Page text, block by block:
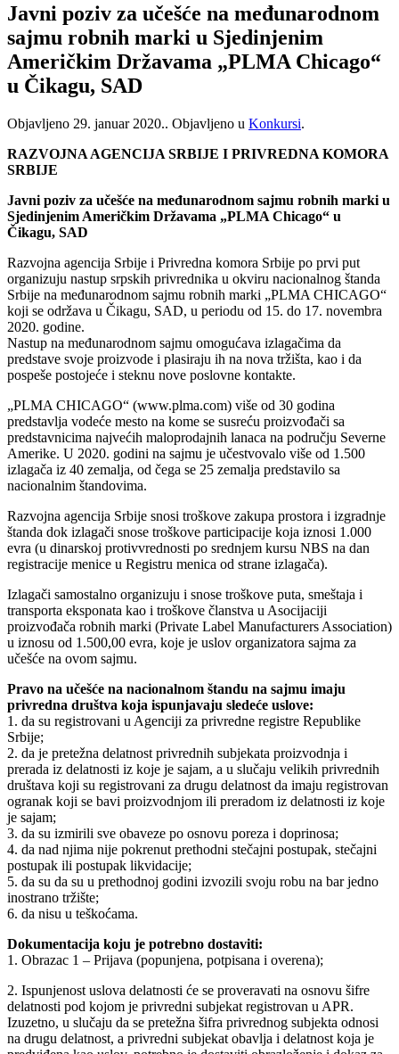
Javni poziv za učešće na međunarodnom
sajmu robnih marki u Sjedinjenim
Američkim Državama „PLMA Chicago“
u Čikagu, SAD
Objavljeno 29. januar 2020.. Objavljeno u Konkursi.
RAZVOJNA AGENCIJA SRBIJE I PRIVREDNA KOMORA
SRBIJE
Javni poziv za učešće na međunarodnom sajmu robnih marki u
Sjedinjenim Američkim Državama „PLMA Chicago“ u
Čikagu, SAD
Razvojna agencija Srbije i Privredna komora Srbije po prvi put
organizuju nastup srpskih privrednika u okviru nacionalnog štanda
Srbije na međunarodnom sajmu robnih marki „PLMA CHICAGO“
koji se održava u Čikagu, SAD, u periodu od 15. do 17. novembra
2020. godine.
Nastup na međunarodnom sajmu omogućava izlagačima da
predstave svoje proizvode i plasiraju ih na nova tržišta, kao i da
pospeše postojeće i steknu nove poslovne kontakte.
„PLMA CHICAGO“ (www.plma.com) više od 30 godina
predstavlja vodeće mesto na kome se susreću proizvođači sa
predstavnicima najvećih maloprodajnih lanaca na području Severne
Amerike. U 2020. godini na sajmu je učestvovalo više od 1.500
izlagača iz 40 zemalja, od čega se 25 zemalja predstavilo sa
nacionalnim štandovima.
Razvojna agencija Srbije snosi troškove zakupa prostora i izgradnje
štanda dok izlagači snose troškove participacije koja iznosi 1.000
evra (u dinarskoj protivvrednosti po srednjem kursu NBS na dan
registracije menice u Registru menica od strane izlagača).
Izlagači samostalno organizuju i snose troškove puta, smeštaja i
transporta eksponata kao i troškove članstva u Asocijaciji
proizvođača robnih marki (Private Label Manufacturers Association)
u iznosu od 1.500,00 evra, koje je uslov organizatora sajma za
učešće na ovom sajmu.
Pravo na učešće na nacionalnom štandu na sajmu imaju
privredna društva koja ispunjavaju sledeće uslove:
1. da su registrovani u Agenciji za privredne registre Republike
Srbije;
2. da je pretežna delatnost privrednih subjekata proizvodnja i
prerada iz delatnosti iz koje je sajam, a u slučaju velikih privrednih
društava koji su registrovani za drugu delatnost da imaju registrovan
ogranak koji se bavi proizvodnjom ili preradom iz delatnosti iz koje
je sajam;
3. da su izmirili sve obaveze po osnovu poreza i doprinosa;
4. da nad njima nije pokrenut prethodni stečajni postupak, stečajni
postupak ili postupak likvidacije;
5. da su da su u prethodnoj godini izvozili svoju robu na bar jedno
inostrano tržište;
6. da nisu u teškoćama.
Dokumentacija koju je potrebno dostaviti:
1. Obrazac 1 – Prijava (popunjena, potpisana i overena);
2. Ispunjenost uslova delatnosti će se proveravati na osnovu šifre
delatnosti pod kojom je privredni subjekat registrovan u APR.
Izuzetno, u slučaju da se pretežna šifra privrednog subjekta odnosi
na drugu delatnost, a privredni subjekat obavlja i delatnost koja je